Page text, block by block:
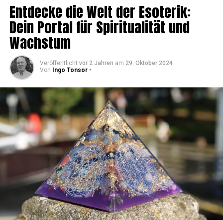
Ent­de­cke die Welt der Eso­te­rik:
Dein Por­tal für Spi­ri­tua­li­tät und
Wachstum
Veröffentlicht vor 2 Jahren am 29. Oktober 2024
Von Ingo Tonsor -